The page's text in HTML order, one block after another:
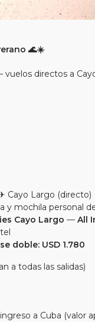
🌊☀️
vuelos directos a
Cayo Largo (directo)
y mochila personal
Cayo Largo — All
doble: USD 1.780
a todas las salidas)
a Cuba (valor